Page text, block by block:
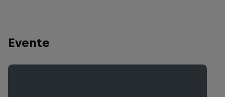
Evente